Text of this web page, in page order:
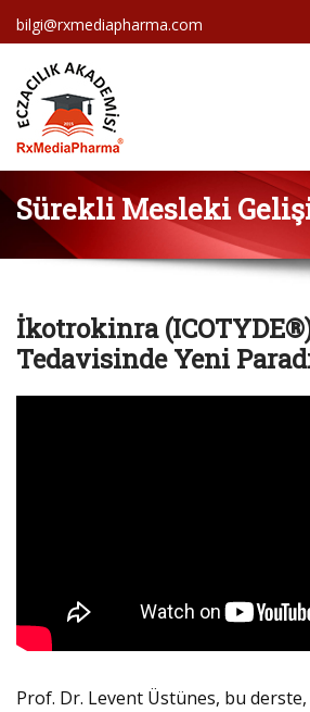
bilgi@rxmediapharma.com
Sürekli Mesleki
İkotrokinra
Tedavisinde Yeni
Prof. Dr. Levent Üstünes, bu